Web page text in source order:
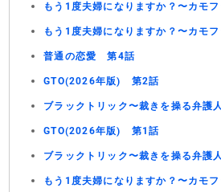
もう1度夫婦になりますか？〜カモ
もう1度夫婦になりますか？〜カモ
普通の恋愛 第4話
GTO(2026年版) 第2話
ブラックトリック〜裁きを操る弁
GTO(2026年版) 第1話
ブラックトリック〜裁きを操る弁
もう1度夫婦になりますか？〜カモ